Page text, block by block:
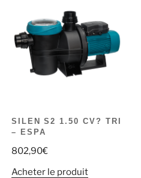
SILEN S2 1.50 CV? TRI
– ESPA
802,90€
Acheter le produit